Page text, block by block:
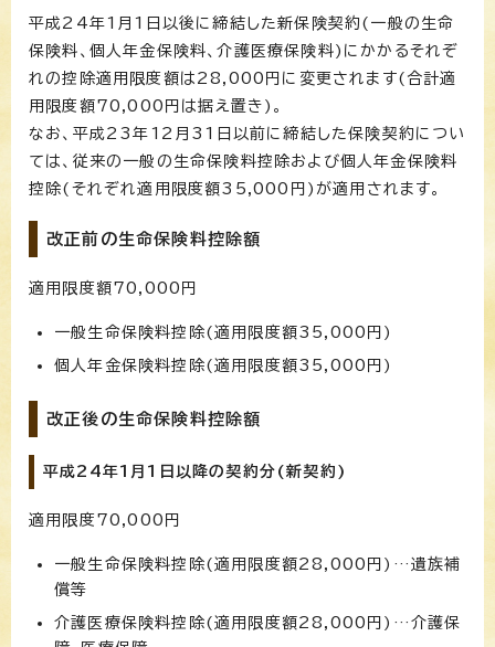
平成24年1月1日以後に締結した新保険契約(一般の生命
保険料、個人年金保険料、介護医療保険料)にかかるそれぞ
れの控除適用限度額は28,000円に変更されます(合計適
用限度額70,000円は据え置き)。
なお、平成23年12月31日以前に締結した保険契約につい
ては、従来の一般の生命保険料控除および個人年金保険料
控除(それぞれ適用限度額35,000円)が適用されます。
改正前の生命保険料控除額
適用限度額70,000円
一般生命保険料控除(適用限度額35,000円)
個人年金保険料控除(適用限度額35,000円)
改正後の生命保険料控除額
平成24年1月1日以降の契約分(新契約)
適用限度70,000円
一般生命保険料控除(適用限度額28,000円)…遺族補
償等
介護医療保険料控除(適用限度額28,000円)…介護保